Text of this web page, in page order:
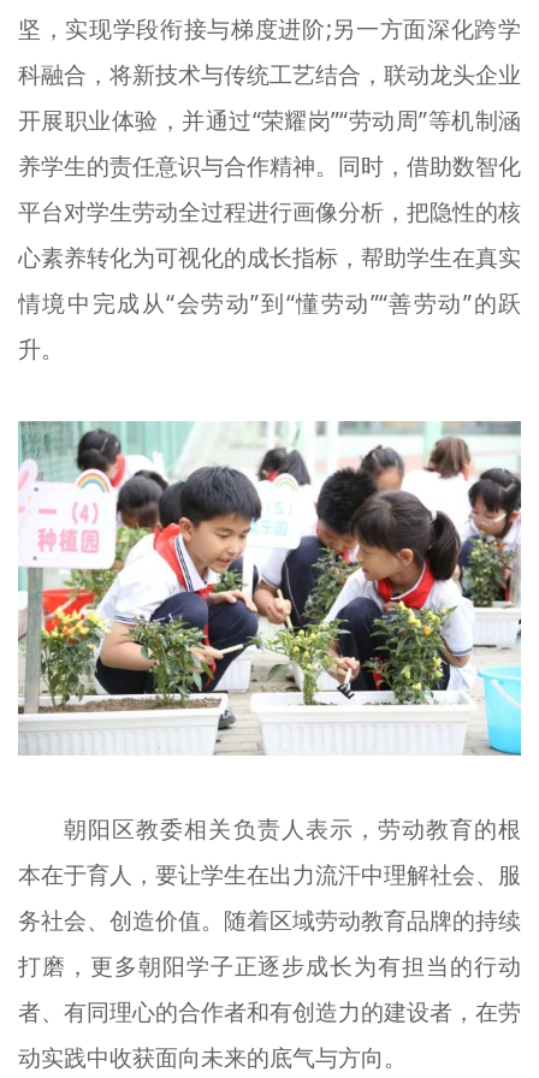
坚，实现学段衔接与梯度进阶;另一方面深化跨学
科融合，将新技术与传统工艺结合，联动龙头企业
开展职业体验，并通过“荣耀岗”“劳动周”等机制涵
养学生的责任意识与合作精神。同时，借助数智化
平台对学生劳动全过程进行画像分析，把隐性的核
心素养转化为可视化的成长指标，帮助学生在真实
情境中完成从“会劳动”到“懂劳动”“善劳动”的跃
升。
朝阳区教委相关负责人表示，劳动教育的根
本在于育人，要让学生在出力流汗中理解社会、服
务社会、创造价值。随着区域劳动教育品牌的持续
打磨，更多朝阳学子正逐步成长为有担当的行动
者、有同理心的合作者和有创造力的建设者，在劳
动实践中收获面向未来的底气与方向。